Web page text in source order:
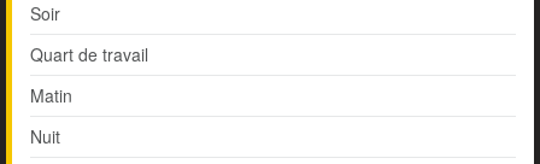
Soir
Quart de travail
Matin
Nuit